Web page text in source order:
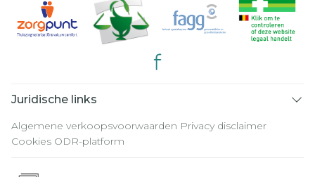
Juridische links
Algemene verkoopsvoorwaarden Privacy disclaimer
Cookies ODR-platform